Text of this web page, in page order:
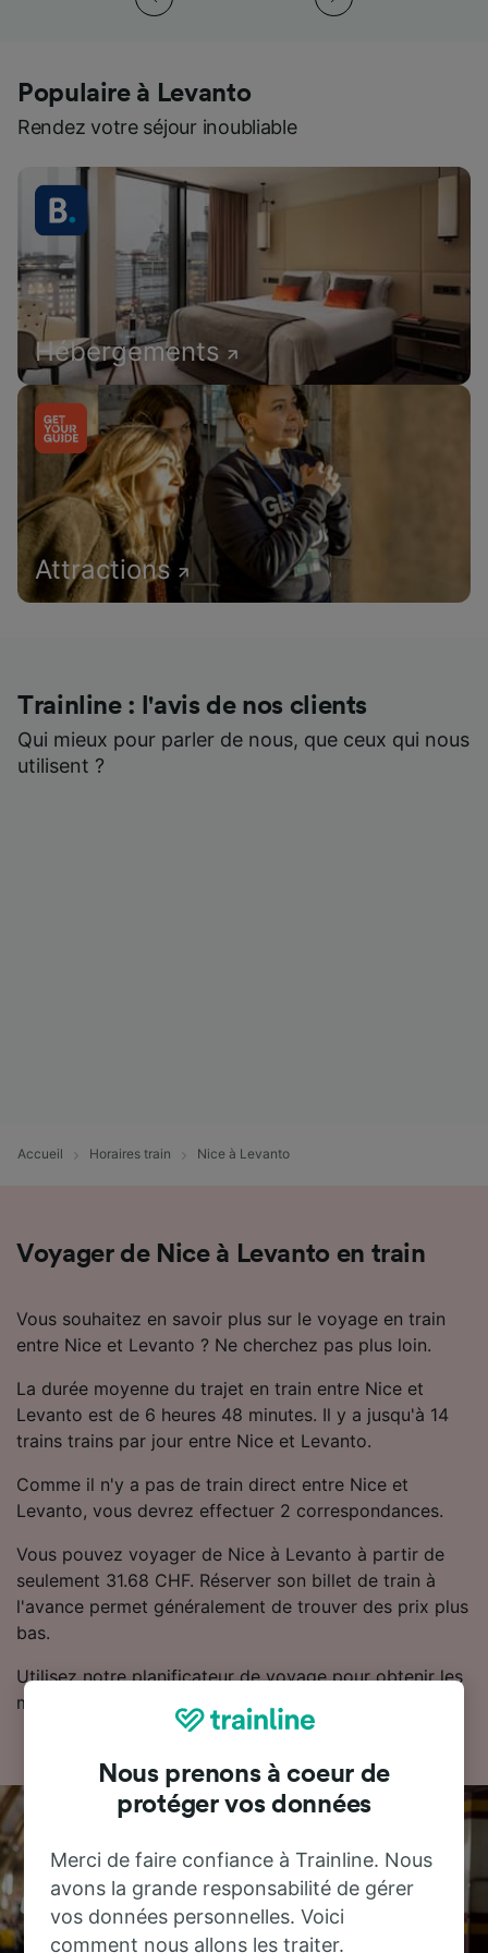
Populaire à Levanto
Rendez votre séjour inoubliable
Hébergements
Attractions
Trainline : l'avis de nos clients
Qui mieux pour parler de nous, que ceux qui nous
utilisent ?
Accueil Horaires train Nice à Levanto
Voyager de Nice à Levanto en train
Vous souhaitez en savoir plus sur le voyage en train
entre Nice et Levanto ? Ne cherchez pas plus loin.
La durée moyenne du trajet en train entre Nice et
Levanto est de 6 heures 48 minutes. Il y a jusqu'à 14
trains trains par jour entre Nice et Levanto.
Comme il n'y a pas de train direct entre Nice et
Levanto, vous devrez effectuer 2 correspondances.
Vous pouvez voyager de Nice à Levanto à partir de
seulement 31.68 CHF. Réserver son billet de train à
l'avance permet généralement de trouver des prix plus
bas.
Utilisez notre planificateur de voyage pour obtenir les
meilleurs prix sur vos billets.
Nous prenons à coeur de
protéger vos données
Merci de faire confiance à Trainline. Nous
avons la grande responsabilité de gérer
vos données personnelles. Voici
comment nous allons les traiter.